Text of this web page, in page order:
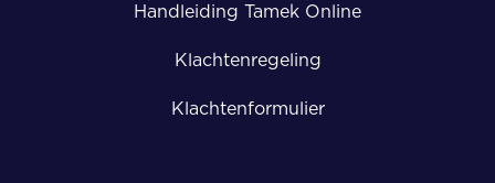
Handleiding Tamek Online
Klachtenregeling
Klachtenformulier